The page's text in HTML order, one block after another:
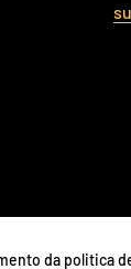
da politica